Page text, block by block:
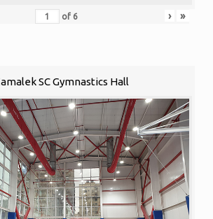
of 6 › »
SC Gymnastics Hall